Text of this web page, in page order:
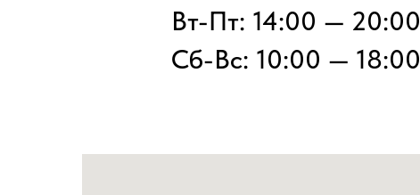
Вт-Пт: 14:00 — 20:00
Сб-Вс: 10:00 — 18:00